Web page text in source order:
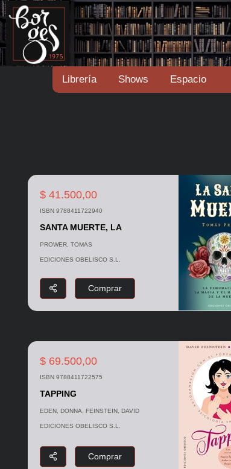
Librería Shows Espacio
$ 41.500,00
ISBN 9788411722940
SANTA MUERTE, LA
PROWER, TOMAS
EDICIONES OBELISCO S.L.
Comprar
$ 69.500,00
ISBN 9788411722575
TAPPING
EDEN, DONNA, FEINSTEIN, DAVID
EDICIONES OBELISCO S.L.
Comprar